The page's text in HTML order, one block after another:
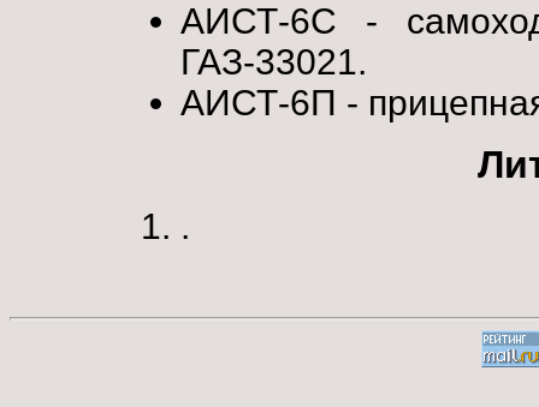
АИСТ-6С -
ГАЗ-33021.
АИСТ-6П -
.